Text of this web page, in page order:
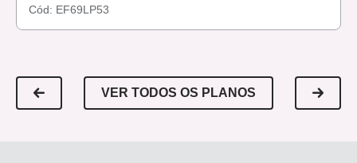
Cód: EF69LP53
VER TODOS OS PLANOS